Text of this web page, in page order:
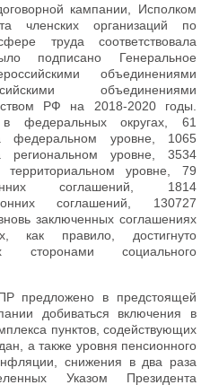
кампании, Исполком
членских организаций по
труда соответствовала
подписано Генеральное
объединениями
объединениями
РФ на 2018-2020 годы.
федеральных округах, 61
федеральном уровне, 1065
региональном уровне, 3534
уровне, 79
соглашений, 1814
соглашений, 130727
заключенных соглашениях
как правило, достигнуто
сторонами социального
предложено в предстоящей
добиваться включения в
пунктов, содействующих
а также уровня пенсионного
снижения в два раза
Указом Президента